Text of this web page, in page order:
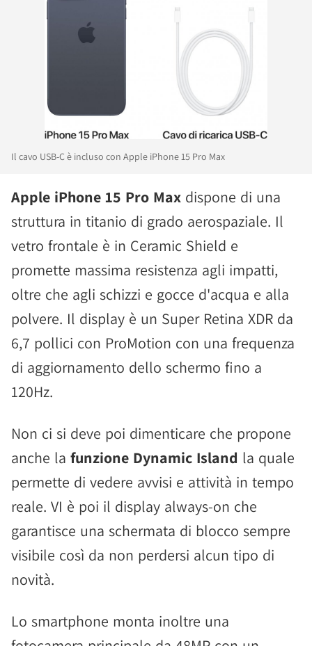
Il cavo USB-C è incluso con Apple iPhone 15 Pro Max
Apple iPhone 15 Pro Max dispone di una
struttura in titanio di grado aerospaziale. Il
vetro frontale è in Ceramic Shield e
promette massima resistenza agli impatti,
oltre che agli schizzi e gocce d'acqua e alla
polvere. Il display è un Super Retina XDR da
6,7 pollici con ProMotion con una frequenza
di aggiornamento dello schermo fino a
120Hz.
Non ci si deve poi dimenticare che propone
anche la funzione Dynamic Island la quale
permette di vedere avvisi e attività in tempo
reale. VI è poi il display always-on che
garantisce una schermata di blocco sempre
visibile così da non perdersi alcun tipo di
novità.
Lo smartphone monta inoltre una